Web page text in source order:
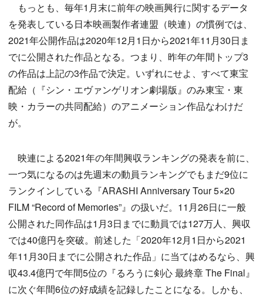
もっとも、毎年1月末に前年の映画興行に関するデータ
を発表している日本映画製作者連盟（映連）の慣例では、
2021年公開作品は2020年12月1日から2021年11月30日ま
でに公開された作品となる。つまり、昨年の年間トップ3
の作品は上記の3作品で決定。いずれにせよ、すべて東宝
配給（『シン・エヴァンゲリオン劇場版』のみ東宝・東
映・カラーの共同配給）のアニメーション作品なわけだ
が。
映連による2021年の年間興収ランキングの発表を前に、
一つ気になるのは先週末の動員ランキングでもまだ9位に
ランクインしている『ARASHI Anniversary Tour 5×20
FILM “Record of Memories”』の扱いだ。11月26日に一般
公開された同作品は1月3日までに動員では127万人、興収
では40億円を突破。前述した「2020年12月1日から2021
年11月30日までに公開された作品」に当てはめるなら、興
収43.4億円で年間5位の『るろうに剣心 最終章 The Final』
に次ぐ年間6位の好成績を記録したことになる。しかも、